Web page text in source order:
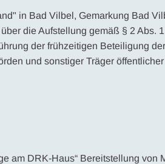
in Bad Vilbel, Gemarkung Bad
die Aufstellung gemäß § 2 Abs.
der frühzeitigen Beteiligung
und sonstiger Träger
am DRK-Haus“ Bereitstellung von